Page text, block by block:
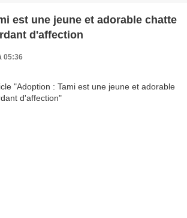
est une jeune et adorable chatte
d'affection
05:36